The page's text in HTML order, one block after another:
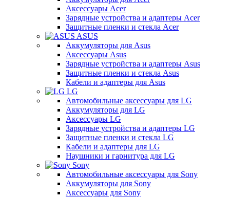
Аксессуары Acer
Зарядные устройства и адаптеры Acer
Защитные пленки и стекла Acer
ASUS
Аккумуляторы для Asus
Аксессуары Asus
Зарядные устройства и адаптеры Asus
Защитные пленки и стекла Asus
Кабели и адаптеры для Asus
LG
Автомобильные аксессуары для LG
Аккумуляторы для LG
Аксессуары LG
Зарядные устройства и адаптеры LG
Защитные пленки и стекла LG
Кабели и адаптеры для LG
Наушники и гарнитура для LG
Sony
Автомобильные аксессуары для Sony
Аккумуляторы для Sony
Аксессуары для Sony